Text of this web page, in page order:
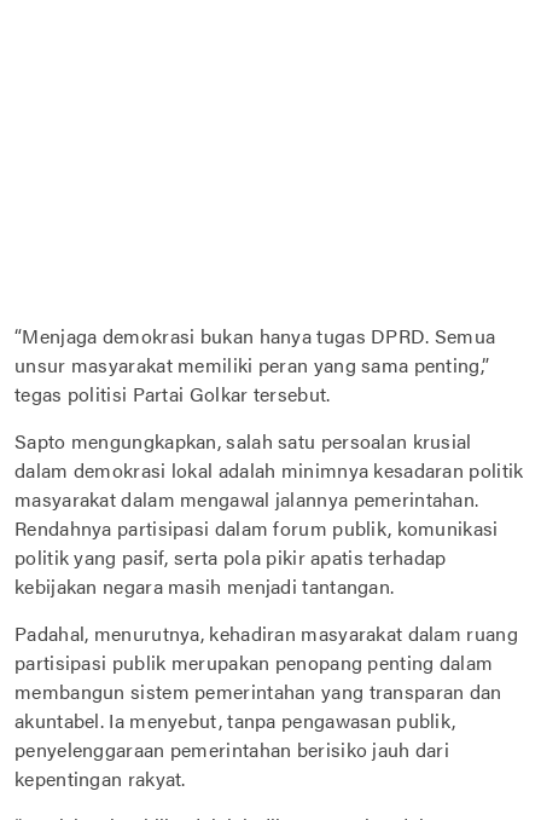
“Menjaga demokrasi bukan hanya tugas DPRD. Semua
unsur masyarakat memiliki peran yang sama penting,”
tegas politisi Partai Golkar tersebut.
Sapto mengungkapkan, salah satu persoalan krusial
dalam demokrasi lokal adalah minimnya kesadaran politik
masyarakat dalam mengawal jalannya pemerintahan.
Rendahnya partisipasi dalam forum publik, komunikasi
politik yang pasif, serta pola pikir apatis terhadap
kebijakan negara masih menjadi tantangan.
Padahal, menurutnya, kehadiran masyarakat dalam ruang
partisipasi publik merupakan penopang penting dalam
membangun sistem pemerintahan yang transparan dan
akuntabel. Ia menyebut, tanpa pengawasan publik,
penyelenggaraan pemerintahan berisiko jauh dari
kepentingan rakyat.